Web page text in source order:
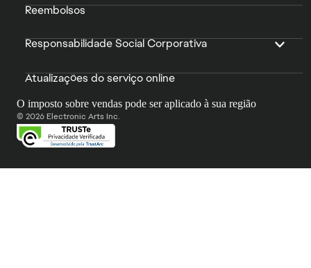
Reembolsos
Responsabilidade Social Corporativa
Atualizações do serviço online
O imposto sobre vendas pode ser aplicado à sua região
© 2026 Electronic Arts Inc.